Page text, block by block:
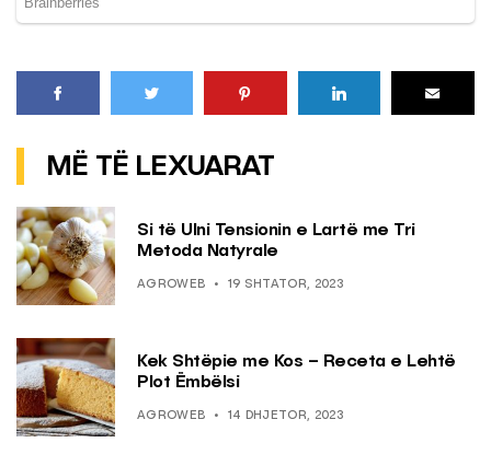
MË TË LEXUARAT
Si të Ulni Tensionin e Lartë me Tri
Metoda Natyrale
AGROWEB 19 SHTATOR, 2023
Kek Shtëpie me Kos – Receta e Lehtë
Plot Ëmbëlsi
AGROWEB 14 DHJETOR, 2023